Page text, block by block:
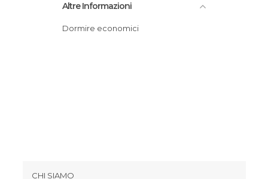
Altre Informazioni
Dormire economici
CHI SIAMO